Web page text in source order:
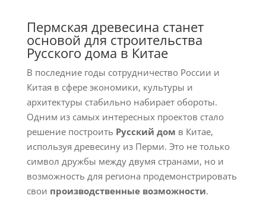
Пермская древесина станет
основой для строительства
Русского дома в Китае
В последние годы сотрудничество России и
Китая в сфере экономики, культуры и
архитектуры стабильно набирает обороты.
Одним из самых интересных проектов стало
решение построить Русский дом в Китае,
используя древесину из Перми. Это не только
символ дружбы между двумя странами, но и
возможность для региона продемонстрировать
свои производственные возможности.